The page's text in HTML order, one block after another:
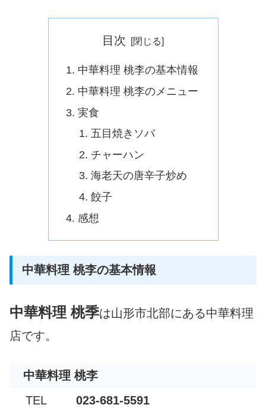
目次
中華料理 桃李の基本情報
中華料理 桃李のメニュー
実食
五目焼きソバ
チャーハン
海老天の唐辛子炒め
餃子
感想
中華料理 桃李の基本情報
中華料理 桃季は山形市北部にある中華料理
店です。
中華料理 桃李
TEL
023-681-5591